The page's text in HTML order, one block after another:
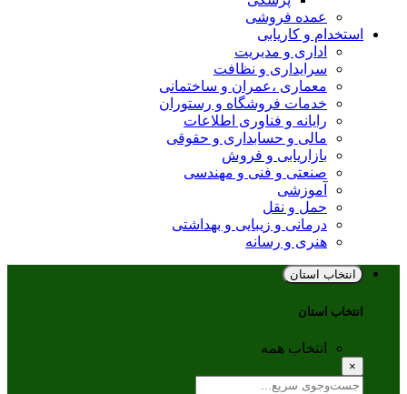
عمده فروشی
استخدام و کاریابی
اداری و مدیریت
سرایداری و نظافت
معماری ،عمران و ساختمانی
خدمات فروشگاه و رستوران
رایانه و فناوری اطلاعات
مالی و حسابداری و حقوقی
بازاریابی و فروش
صنعتی و فنی و مهندسی
آموزشی
حمل و نقل
درمانی و زیبایی و بهداشتی
هنری و رسانه
انتخاب استان
انتخاب استان
انتخاب همه
×